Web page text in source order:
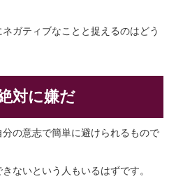
ガティブなことと捉えるのはどう
絶対に嫌だ
の意志で簡単に避けられるもので
ないという人もいるはずです。